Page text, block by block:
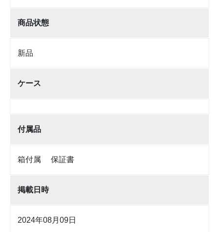
商品状態
新品
ケース
付属品
箱付属 保証書
掲載日時
2024年08月09日